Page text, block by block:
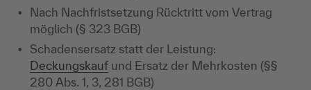
Nach Nachfristsetzung Rücktritt vom Vertrag
möglich (§ 323 BGB)
Schadensersatz statt der Leistung:
Deckungskauf und Ersatz der Mehrkosten (§§
280 Abs. 1, 3, 281 BGB)